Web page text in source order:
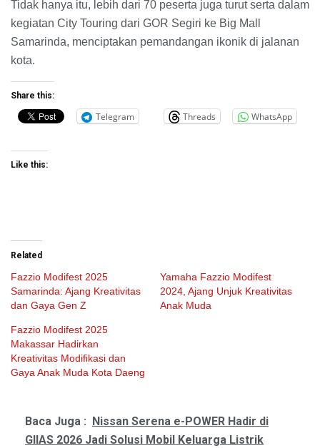
Tidak hanya itu, lebih dari 70 peserta juga turut serta dalam
kegiatan City Touring dari GOR Segiri ke Big Mall
Samarinda, menciptakan pemandangan ikonik di jalanan
kota.
Share this:
Telegram Threads WhatsApp
Like this:
Related
Fazzio Modifest 2025
Samarinda: Ajang Kreativitas
dan Gaya Gen Z
Yamaha Fazzio Modifest
2024, Ajang Unjuk Kreativitas
Anak Muda
Fazzio Modifest 2025
Makassar Hadirkan
Kreativitas Modifikasi dan
Gaya Anak Muda Kota Daeng
Baca Juga :
Nissan Serena e-POWER Hadir di
GIIAS 2026 Jadi Solusi Mobil Keluarga Listrik